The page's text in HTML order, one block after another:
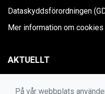
Dataskyddsförordningen
Mer information om cookies
AKTUELLT
På vår webbplats